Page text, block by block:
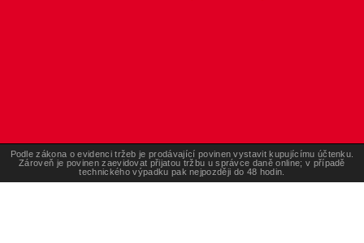
Podle zákona o evidenci tržeb je prodávající povinen vystavit kupujícímu účtenku.
Zároveň je povinen zaevidovat přijatou tržbu u správce daně online; v případě
technického výpadku pak nejpozději do 48 hodin.